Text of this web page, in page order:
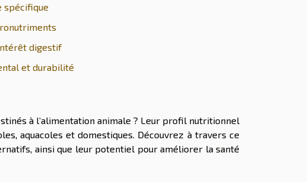
spécifique
digestif
et durabilité
à l’alimentation animale ? Leur profil nutritionnel
aquacoles et domestiques. Découvrez à travers ce
ainsi que leur potentiel pour améliorer la santé